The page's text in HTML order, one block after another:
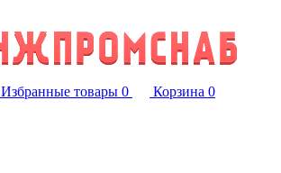
Избранные товары 0 Корзина 0